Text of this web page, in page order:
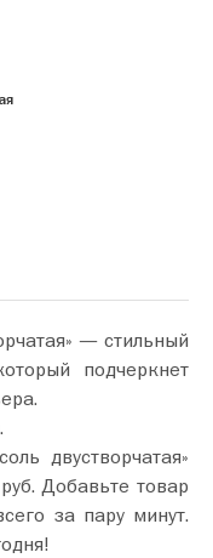
— стильный
подчеркнет
двустворчатая»
за пару минут.